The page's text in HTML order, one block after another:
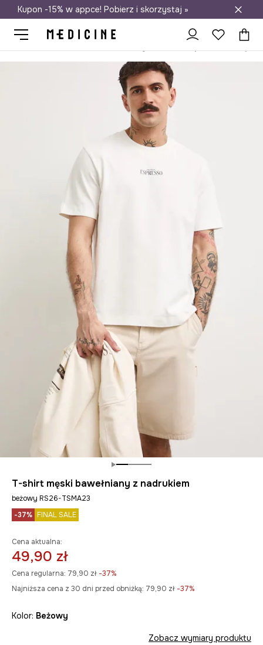
Darmowa dostawa do salonów
Kupon -15% w appce! Pobierz i skorzystaj »
T-shirt męski bawełniany z nadrukiem
beżowy RS26-TSMA23
-37% FINAL SALE
Cena aktualna:
49,90 zł
Cena regularna: 79,90 zł -37%
Najniższa cena z 30 dni przed obniżką: 79,90 zł -37%
Kolor: beżowy
Zobacz wymiary produktu